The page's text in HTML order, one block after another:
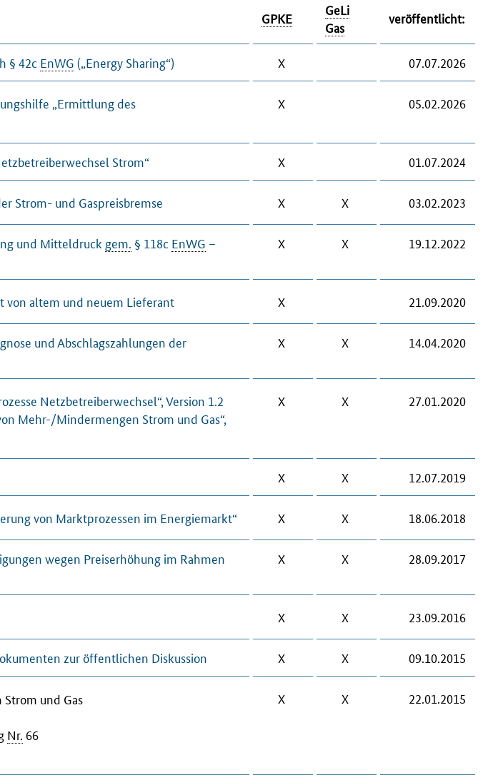
GPKE
GeLi
Gas
veröffentlicht:
§ 42c EnWG („Energy Sharing“) X 07.07.2026
„Ermittlung des
X 05.02.2026
Strom“ X 01.07.2024
Strom- und Gaspreisbremse X X 03.02.2023
und Mitteldruck gem. § 118c EnWG –
X X 19.12.2022
von altem und neuem Lieferant X 21.09.2020
und Abschlagszahlungen der
X X 14.04.2020
Netzbetreiberwechsel“, Version 1.2
Mehr-/Mindermengen Strom und Gas“,
X X 27.01.2020
X X 12.07.2019
von Marktprozessen im Energiemarkt“ X X 18.06.2018
wegen Preiserhöhung im Rahmen
X X 28.09.2017
X X 23.09.2016
zur öffentlichen Diskussion X X 09.10.2015
und Gas
Nr. 66
X X 22.01.2015